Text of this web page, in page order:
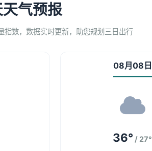
气预报
指数，数据实时更新，助您规划三日出行
08月08日
36° / 27°